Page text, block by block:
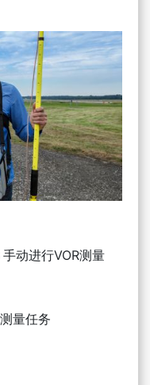
动进行VOR测量
量任务